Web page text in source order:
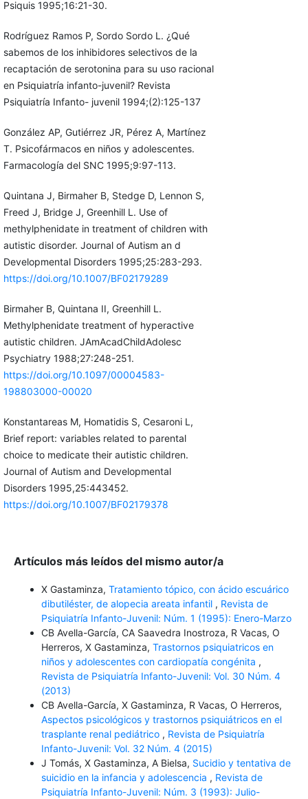
Psiquis 1995;16:21-30.
Rodríguez Ramos P, Sordo Sordo L. ¿Qué
sabemos de los inhibidores selectivos de la
recaptación de serotonina para su uso racional
en Psiquiatría infanto-juvenil? Revista
Psiquiatría Infanto- juvenil 1994;(2):125-137
González AP, Gutiérrez JR, Pérez A, Martínez
T. Psicofármacos en niños y adolescentes.
Farmacología del SNC 1995;9:97-113.
Quintana J, Birmaher B, Stedge D, Lennon S,
Freed J, Bridge J, Greenhill L. Use of
methylphenidate in treatment of children with
autistic disorder. Journal of Autism an d
Developmental Disorders 1995;25:283-293.
https://doi.org/10.1007/BF02179289
Birmaher B, Quintana II, Greenhill L.
Methylphenidate treatment of hyperactive
autistic children. JAmAcadChildAdolesc
Psychiatry 1988;27:248-251.
https://doi.org/10.1097/00004583-
198803000-00020
Konstantareas M, Homatidis S, Cesaroni L,
Brief report: variables related to parental
choice to medicate their autistic children.
Journal of Autism and Developmental
Disorders 1995,25:443452.
https://doi.org/10.1007/BF02179378
Artículos más leídos del mismo autor/a
X Gastaminza, Tratamiento tópico, con ácido escuárico
dibutiléster, de alopecia areata infantil , Revista de
Psiquiatría Infanto-Juvenil: Núm. 1 (1995): Enero-Marzo
CB Avella-García, CA Saavedra Inostroza, R Vacas, O
Herreros, X Gastaminza, Trastornos psiquiatricos en
niños y adolescentes con cardiopatía congénita ,
Revista de Psiquiatría Infanto-Juvenil: Vol. 30 Núm. 4
(2013)
CB Avella-García, X Gastaminza, R Vacas, O Herreros,
Aspectos psicológicos y trastornos psiquiátricos en el
trasplante renal pediátrico , Revista de Psiquiatría
Infanto-Juvenil: Vol. 32 Núm. 4 (2015)
J Tomás, X Gastaminza, A Bielsa, Sucidio y tentativa de
suicidio en la infancia y adolescencia , Revista de
Psiquiatría Infanto-Juvenil: Núm. 3 (1993): Julio-